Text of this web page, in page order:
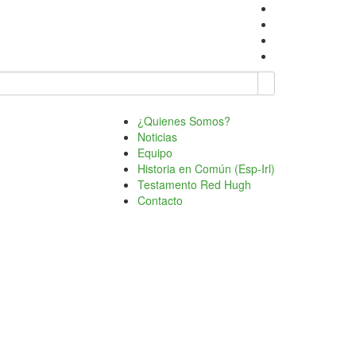
¿Quienes Somos?
Noticias
Equipo
Historia en Común (Esp-Irl)
Testamento Red Hugh
Contacto